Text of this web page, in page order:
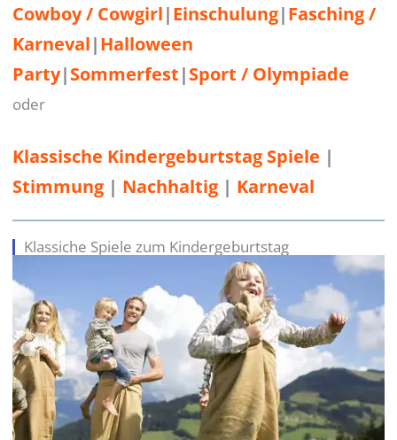
Cowboy / Cowgirl|Einschulung|Fasching /
Karneval|Halloween
Party|Sommerfest|Sport / Olympiade
oder
Klassische Kindergeburtstag Spiele
Stimmung | Nachhaltig | Karneval
Klassiche Spiele zum Kindergeburtstag